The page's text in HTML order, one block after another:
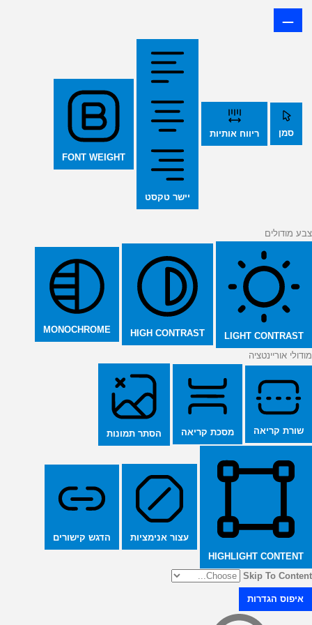
סמן ריווח אותיות
יישר טקסט
FONT WEIGHT
צבע מודולים
LIGHT CONTRAST
HIGH CONTRAST
MONOCHROME
מודולי אוריינטציה
שורת קריאה מסכת קריאה הסתר תמונות
HIGHLIGHT CONTENT
עצור אנימציות הדגש קישורים
Skip To Content
איפוס הגדרות